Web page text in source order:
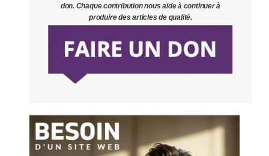
don. Chaque contribution nous aide à continuer à
produire des articles de qualité.